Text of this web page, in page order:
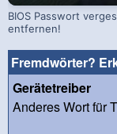
BIOS Passwort
entfernen!
Fremdwörter?
Gerätetreiber
Anderes Wort für